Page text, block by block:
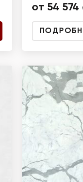
от 54 574